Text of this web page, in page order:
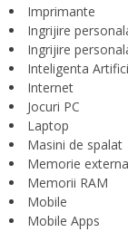
Imprimante
Ingrijire
Ingrijire
Inteligenta
Internet
Jocuri PC
Laptop
Masini de spalat
Memorie externa
Memorii RAM
Mobile
Mobile Apps